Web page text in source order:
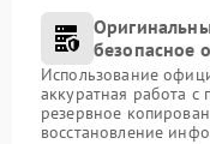
безопасное
Использование
аккуратная работа с
резервное
восстановление